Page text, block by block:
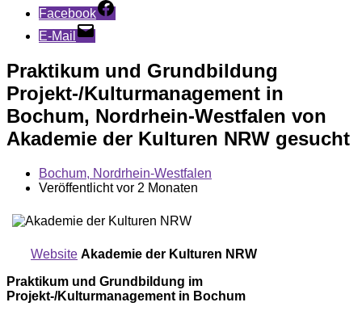
Facebook
E-Mail
Praktikum und Grundbildung
Projekt-/Kulturmanagement in
Bochum, Nordrhein-Westfalen von
Akademie der Kulturen NRW gesucht
Bochum, Nordrhein-Westfalen
Veröffentlicht vor 2 Monaten
Website Akademie der Kulturen NRW
Praktikum und Grundbildung im
Projekt-/Kulturmanagement in Bochum